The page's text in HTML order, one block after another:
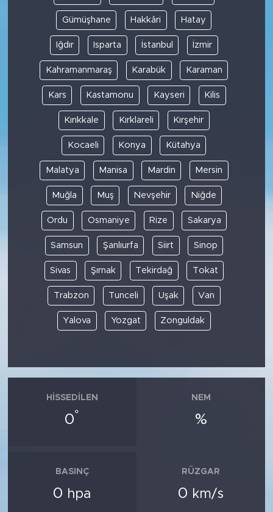
Gümüşhane Hakkâri Hatay
Iğdır Isparta İstanbul İzmir
Kahramanmaraş Karabük Karaman
Kars Kastamonu Kayseri Kilis
Kırıkkale Kırklareli Kırşehir
Kocaeli Konya Kütahya
Malatya Manisa Mardin Mersin
Muğla Muş Nevşehir Niğde
Ordu Osmaniye Rize Sakarya
Samsun Şanlıurfa Siirt Sinop
Sivas Şırnak Tekirdağ Tokat
Trabzon Tunceli Uşak Van
Yalova Yozgat Zonguldak
HISSEDILEN
0°
NEM
%
BASINÇ
0 hpa
RÜZGAR
0 km/s